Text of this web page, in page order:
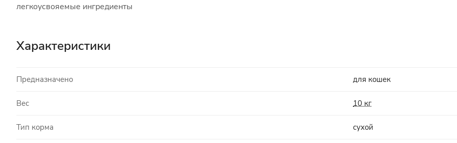
легкоусвояемые ингредиенты
Характеристики
Предназначено для кошек
Вес 10 кг
Тип корма сухой